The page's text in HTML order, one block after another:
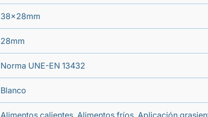
38x28mm
28mm
Norma UNE-EN 13432
Blanco
Alimentos calientes, Alimentos fríos, Aplicación